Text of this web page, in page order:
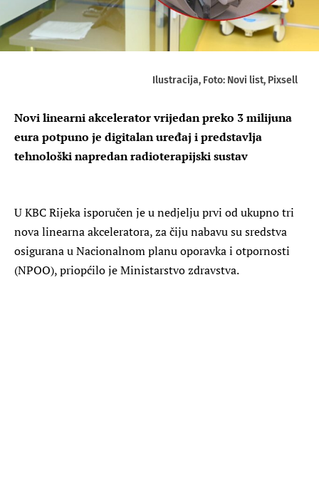
Ilustracija, Foto: Novi list, Pixsell
Novi linearni akcelerator vrijedan preko 3 milijuna
eura potpuno je digitalan uređaj i predstavlja
tehnološki napredan radioterapijski sustav
U KBC Rijeka isporučen je u nedjelju prvi od ukupno tri
nova linearna akceleratora, za čiju nabavu su sredstva
osigurana u Nacionalnom planu oporavka i otpornosti
(NPOO), priopćilo je Ministarstvo zdravstva.